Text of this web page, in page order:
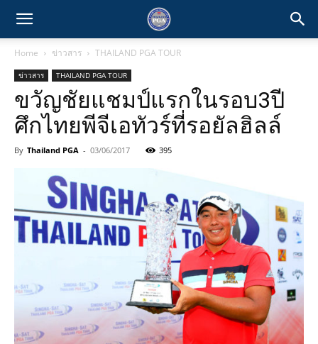
Home ข่าวสาร THAILAND PGA TOUR
ข่าวสาร THAILAND PGA TOUR
ขวัญชัยแชมป์แรกในรอบ3ปี
ศึกไทยพีจีเอทัวร์ที่รอยัลฮิลล์
By Thailand PGA - 03/06/2017 395